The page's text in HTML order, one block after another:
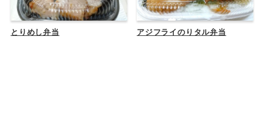
とりめし弁当 アジフライのりタル弁当